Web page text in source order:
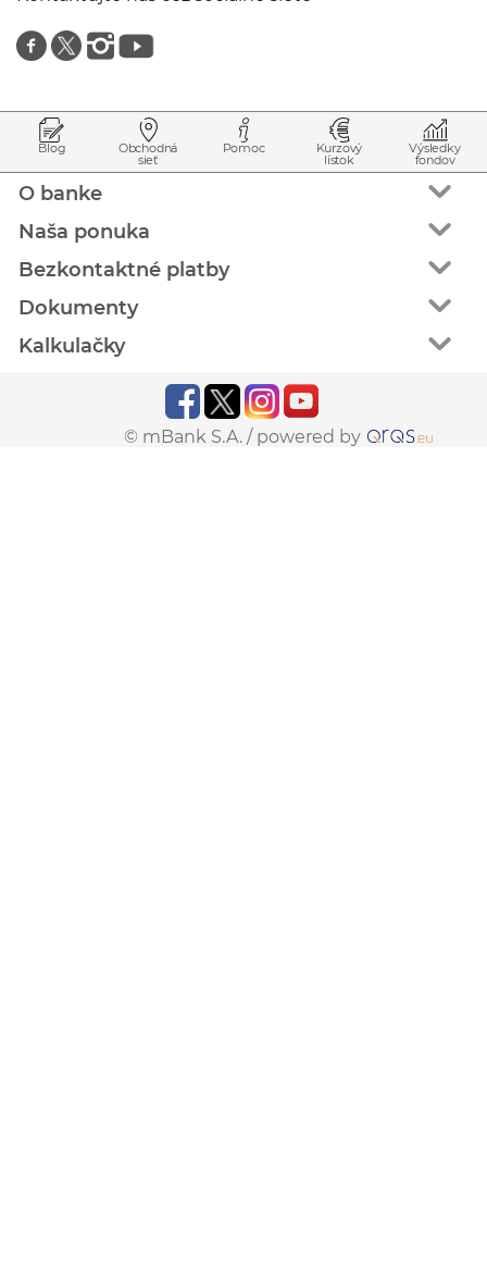
Znajdź nas na facebooku
Znajdź nas na twitterze
Znajdź nas na instagramie
Znajdź nas na youtube
Blog Obchodná
sieť
Pomoc Kurzový
lístok
Výsledky
fondov
O banke
Naša ponuka
Bezkontaktné platby
Dokumenty
Kalkulačky
© mBank S.A. / powered by